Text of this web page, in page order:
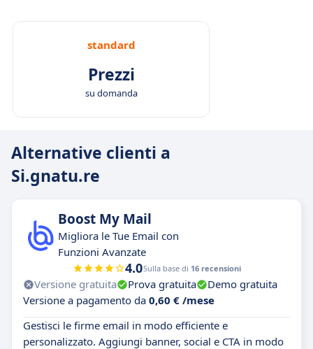
standard
Prezzi
su domanda
Alternative clienti a
Si.gnatu.re
Boost My Mail
Migliora le Tue Email con
Funzioni Avanzate
4.0Sulla base di 16 recensioni
Versione gratuita Prova gratuita
Demo gratuita
Versione a pagamento da 0,60 € /mese
Gestisci le firme email in modo efficiente e
personalizzato. Aggiungi banner, social e CTA in modo